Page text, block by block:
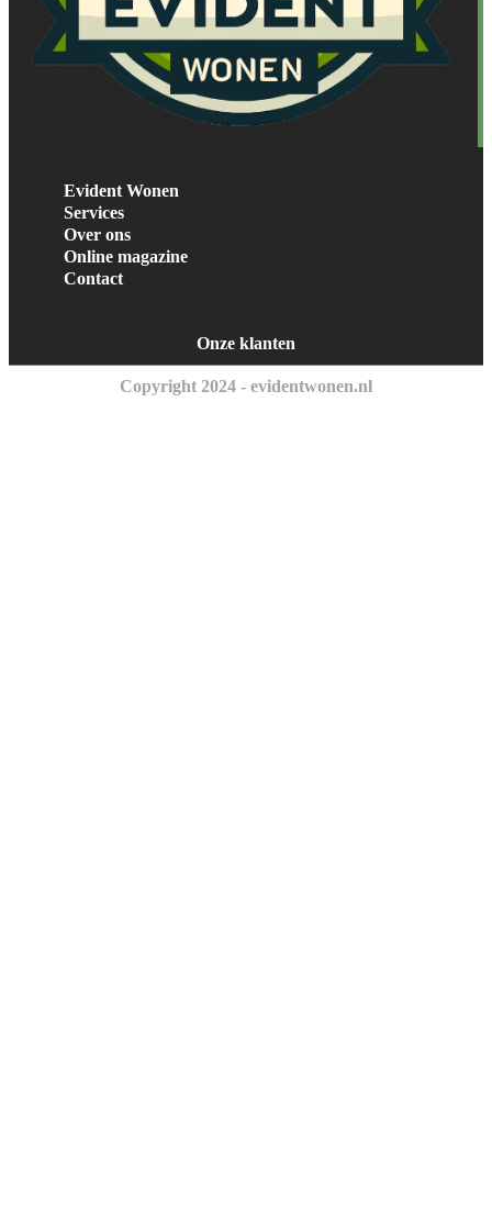
Evident Wonen
Services
Over ons
Online magazine
Contact
Onze klanten
Copyright 2024 - evidentwonen.nl